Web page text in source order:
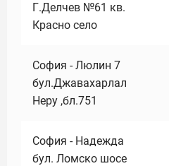
Г.Делчев №61 кв.
Красно село
София - Люлин 7
бул.Джавахарлал
Неру ,бл.751
София - Надежда
бул. Ломско шосе